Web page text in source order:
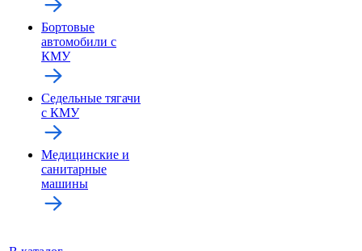
Бортовые
автомобили с
КМУ
Седельные тягачи
с КМУ
Медицинские и
санитарные
машины